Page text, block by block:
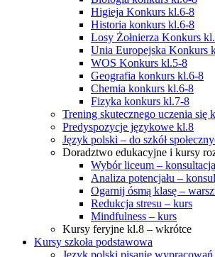
Higieja Konkurs kl.6-8
Historia konkurs kl.6-8
Losy Żołnierza Konkurs
Unia Europejska Konkurs
WOS Konkurs kl.5-8
Geografia konkurs kl.6-8
Chemia konkurs kl.6-8
Fizyka konkurs kl.7-8
Trening skutecznego uczenia się
Predyspozycje językowe kl.8
Język polski – do szkół
Doradztwo edukacyjne i kursy
Wybór liceum – konsultacja
Analiza potencjału –
Ogarnij ósmą klasę –
Redukcja stresu – kurs
Mindfulness – kurs
Kursy feryjne kl.8 – wkrótce
Kursy szkoła podstawowa
Język polski pisanie